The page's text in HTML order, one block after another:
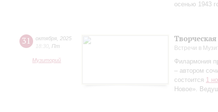
осенью 1943
31 октября 2025
18:30
Пт
Музиторий
Встречи в
Филармония
– автором
состоится 1
Новое».